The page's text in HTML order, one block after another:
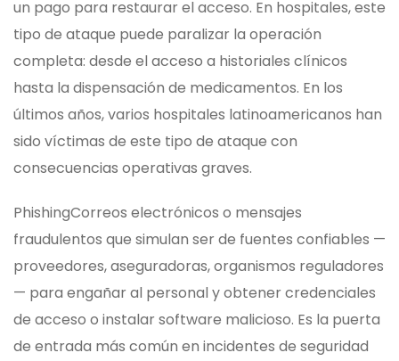
un pago para restaurar el acceso. En hospitales, este
tipo de ataque puede paralizar la operación
completa: desde el acceso a historiales clínicos
hasta la dispensación de medicamentos. En los
últimos años, varios hospitales latinoamericanos han
sido víctimas de este tipo de ataque con
consecuencias operativas graves.
PhishingCorreos electrónicos o mensajes
fraudulentos que simulan ser de fuentes confiables —
proveedores, aseguradoras, organismos reguladores
— para engañar al personal y obtener credenciales
de acceso o instalar software malicioso. Es la puerta
de entrada más común en incidentes de seguridad